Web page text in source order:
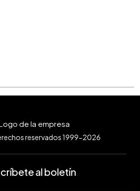
reservados 1999-2026
al boletín